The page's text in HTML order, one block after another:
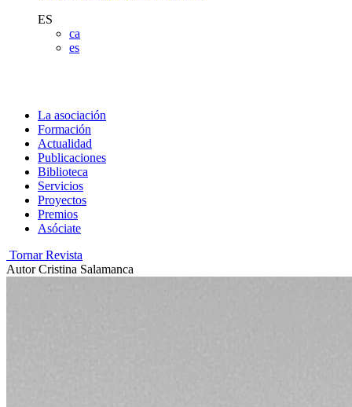
ES
ca
es
La asociación
Formación
Actualidad
Publicaciones
Biblioteca
Servicios
Proyectos
Premios
Asóciate
Tornar Revista
Autor Cristina Salamanca